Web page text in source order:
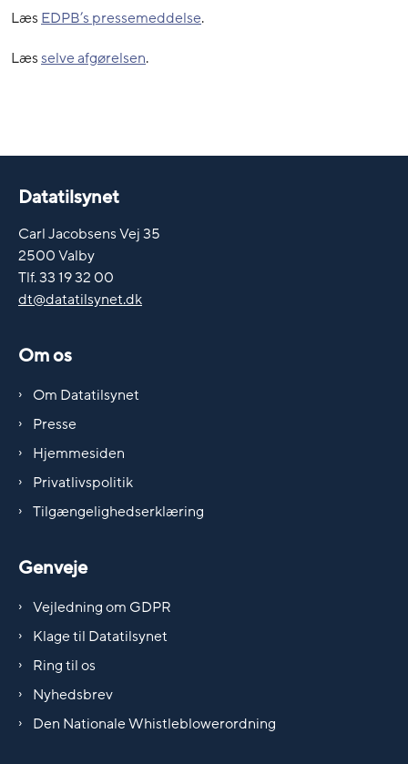
LæsEDPB’s pressemeddelse.
Læsselve afgørelsen.
Datatilsynet
Carl Jacobsens Vej 35
2500 Valby
Tlf. 33 19 32 00
dt@datatilsynet.dk
Om os
Om Datatilsynet
Presse
Hjemmesiden
Privatlivspolitik
Tilgængelighedserklæring
Genveje
Vejledning om GDPR
Klage til Datatilsynet
Ring til os
Nyhedsbrev
Den Nationale Whistleblowerordning